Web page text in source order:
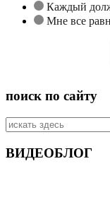
Каждый
Мне все
поиск по сайту
Искать:
ВИДЕОБЛОГ